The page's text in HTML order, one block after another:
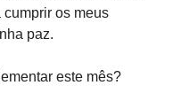
os meus
paz.
este mês?